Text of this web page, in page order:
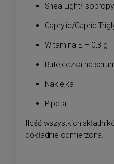
Shea Light/
Caprylic/Capric
Witamina E – 0,3 g
Buteleczka na
Naklejka
Pipeta
Ilość wszystkich
dokładnie odmierzona.